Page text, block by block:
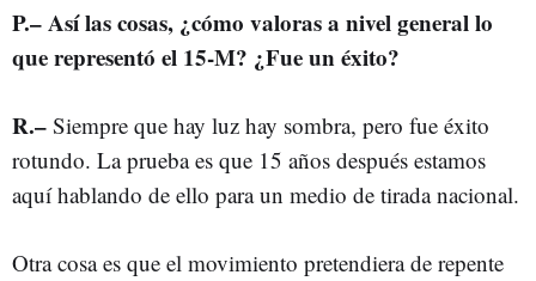
P.– Así las cosas, ¿cómo valoras a nivel general lo
que representó el 15-M? ¿Fue un éxito?
R.– Siempre que hay luz hay sombra, pero fue éxito
rotundo. La prueba es que 15 años después estamos
aquí hablando de ello para un medio de tirada nacional.
Otra cosa es que el movimiento pretendiera de repente